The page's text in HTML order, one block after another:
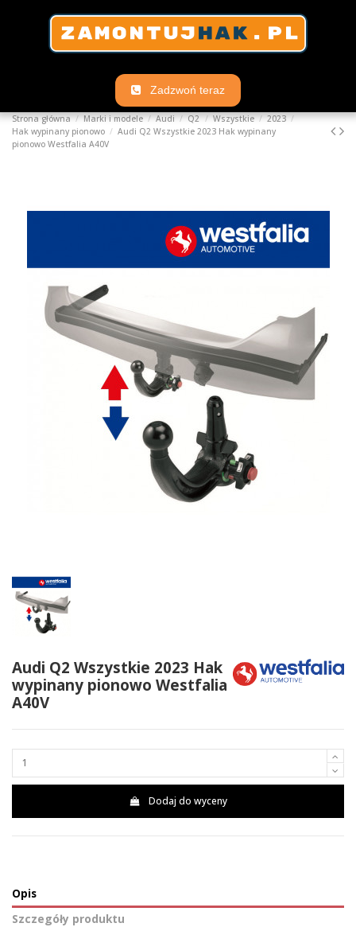
Zadzwoń teraz
Strona główna Marki i modele Audi Q2 Wszystkie
2023
Hak wypinany pionowo
Audi Q2 Wszystkie 2023 Hak wypinany
pionowo Westfalia A40V
Audi Q2 Wszystkie 2023 Hak
wypinany pionowo Westfalia
A40V
Dodaj do wyceny
Opis
Szczegóły produktu